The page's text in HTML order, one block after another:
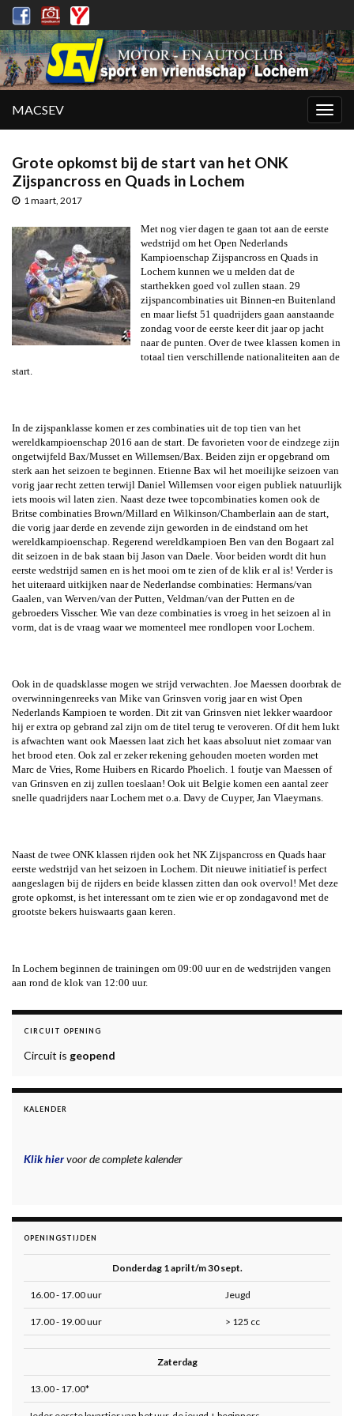
MACSEV
Grote opkomst bij de start van het ONK
Zijspancross en Quads in Lochem
1 maart, 2017
Met nog vier dagen te gaan tot aan de eerste
wedstrijd om het Open Nederlands
Kampioenschap Zijspancross en Quads in
Lochem kunnen we u melden dat de
starthekken goed vol zullen staan. 29
zijspancombinaties uit Binnen-en Buitenland
en maar liefst 51 quadrijders gaan aanstaande
zondag voor de eerste keer dit jaar op jacht
naar de punten. Over de twee klassen komen in
totaal tien verschillende nationaliteiten aan de
start.
In de zijspanklasse komen er zes combinaties uit de top tien van het
wereldkampioenschap 2016 aan de start. De favorieten voor de eindzege zijn
ongetwijfeld Bax/Musset en Willemsen/Bax. Beiden zijn er opgebrand om
sterk aan het seizoen te beginnen. Etienne Bax wil het moeilijke seizoen van
vorig jaar recht zetten terwijl Daniel Willemsen voor eigen publiek natuurlijk
iets moois wil laten zien. Naast deze twee topcombinaties komen ook de
Britse combinaties Brown/Millard en Wilkinson/Chamberlain aan de start,
die vorig jaar derde en zevende zijn geworden in de eindstand om het
wereldkampioenschap. Regerend wereldkampioen Ben van den Bogaart zal
dit seizoen in de bak staan bij Jason van Daele. Voor beiden wordt dit hun
eerste wedstrijd samen en is het mooi om te zien of de klik er al is! Verder is
het uiteraard uitkijken naar de Nederlandse combinaties: Hermans/van
Gaalen, van Werven/van der Putten, Veldman/van der Putten en de
gebroeders Visscher. Wie van deze combinaties is vroeg in het seizoen al in
vorm, dat is de vraag waar we momenteel mee rondlopen voor Lochem.
Ook in de quadsklasse mogen we strijd verwachten. Joe Maessen doorbrak de
overwinningenreeks van Mike van Grinsven vorig jaar en wist Open
Nederlands Kampioen te worden. Dit zit van Grinsven niet lekker waardoor
hij er extra op gebrand zal zijn om de titel terug te veroveren. Of dit hem lukt
is afwachten want ook Maessen laat zich het kaas absoluut niet zomaar van
het brood eten. Ook zal er zeker rekening gehouden moeten worden met
Marc de Vries, Rome Huibers en Ricardo Phoelich. 1 foutje van Maessen of
van Grinsven en zij zullen toeslaan! Ook uit Belgie komen een aantal zeer
snelle quadrijders naar Lochem met o.a. Davy de Cuyper, Jan Vlaeymans.
Naast de twee ONK klassen rijden ook het NK Zijspancross en Quads haar
eerste wedstrijd van het seizoen in Lochem. Dit nieuwe initiatief is perfect
aangeslagen bij de rijders en beide klassen zitten dan ook overvol! Met deze
grote opkomst, is het interessant om te zien wie er op zondagavond met de
grootste bekers huiswaarts gaan keren.
In Lochem beginnen de trainingen om 09:00 uur en de wedstrijden vangen
aan rond de klok van 12:00 uur.
CIRCUIT OPENING
Circuit is geopend
KALENDER
Klik hiervoor de complete kalender
OPENINGSTIJDEN
Donderdag 1 april t/m 30 sept.
16.00 - 17.00 uur Jeugd
17.00 - 19.00 uur > 125 cc
Zaterdag
13.00 - 17.00*